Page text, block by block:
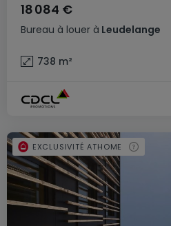
Bureau à louer à Leudelange
18 084 €
738 m²
EXCLUSIVITÉ ATHOME